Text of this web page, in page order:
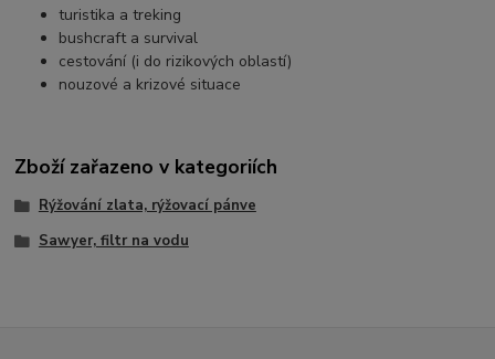
turistika a treking
bushcraft a survival
cestování (i do rizikových oblastí)
nouzové a krizové situace
Zboží zařazeno v kategoriích
Rýžování zlata, rýžovací pánve
Sawyer, filtr na vodu